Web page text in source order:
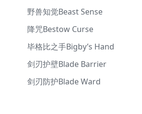
野兽知觉Beast Sense
降咒Bestow Curse
毕格比之手Bigby’s Hand
剑刃护壁Blade Barrier
剑刃防护Blade Ward